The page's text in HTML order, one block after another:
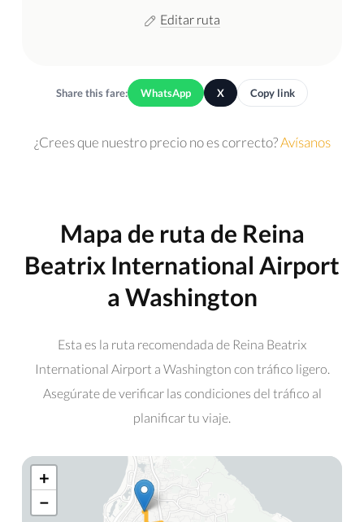
Editar ruta
Share this fare: WhatsApp X Copy link
¿Crees que nuestro precio no es correcto?Avísanos
Mapa de ruta de Reina
Beatrix International Airport
a Washington
Esta es la ruta recomendada de Reina Beatrix
International Airport a Washington con tráfico ligero.
Asegúrate de verificar las condiciones del tráfico al
planificar tu viaje.
+
−